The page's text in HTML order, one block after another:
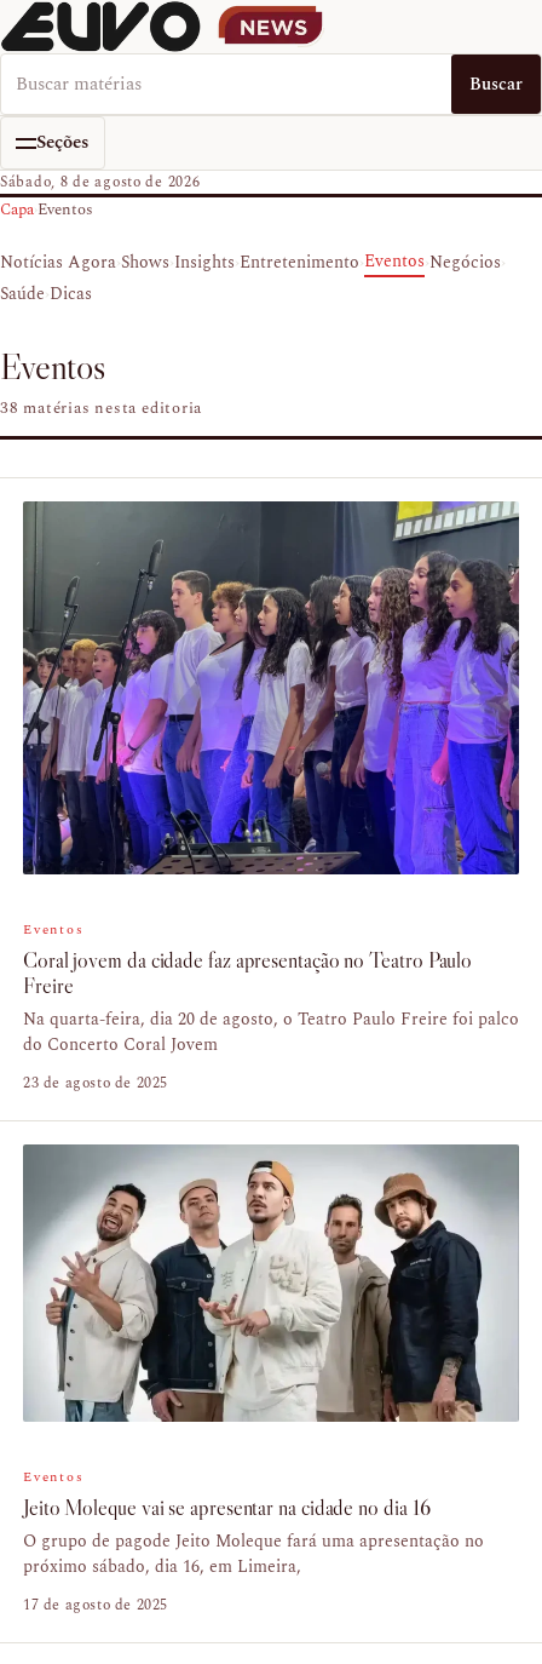
Buscar no EUVO News Buscar
Seções
Sábado, 8 de agosto de 2026
Capa›Eventos
Notícias Agora›Shows›Insights›Entretenimento›Eventos›Negócios›
Saúde›Dicas
Eventos
38 matérias nesta editoria
Eventos
Coral jovem da cidade faz apresentação no Teatro Paulo
Freire
Na quarta-feira, dia 20 de agosto, o Teatro Paulo Freire foi palco
do Concerto Coral Jovem
23 de agosto de 2025
Eventos
Jeito Moleque vai se apresentar na cidade no dia 16
O grupo de pagode Jeito Moleque fará uma apresentação no
próximo sábado, dia 16, em Limeira,
17 de agosto de 2025